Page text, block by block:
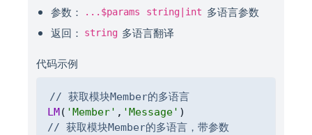
参数：
...$params string|int 多语言参数
返回：
string 多语言翻译
代码示例
// 获取模块Member的多语言
LM( 'Member' , 'Message' )
// 获取模块Member的多语言，带参数